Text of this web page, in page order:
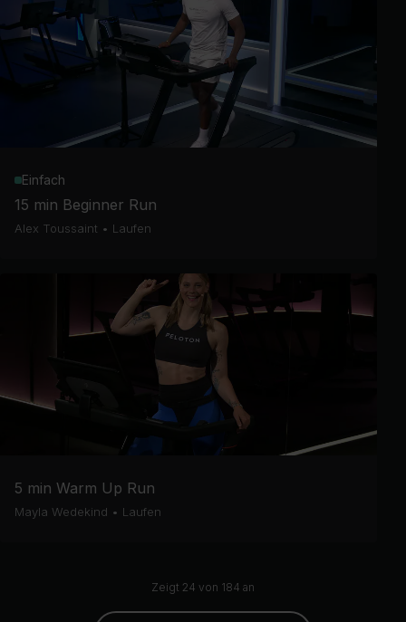
Einfach
15 min Beginner Run
Alex Toussaint • Laufen
5 min Warm Up Run
Mayla Wedekind • Laufen
Zeigt 24 von 184 an